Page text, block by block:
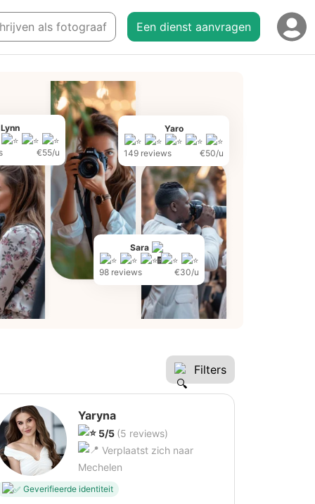
als fotograaf Een dienst aanvragen
Lynn
€55/u
Sara
98 reviews €30/u
Yaro
149 reviews €50/u
Filters
Yaryna
5/5 (5 reviews)
Verplaatst zich naar
Mechelen
Geverifieerde identiteit